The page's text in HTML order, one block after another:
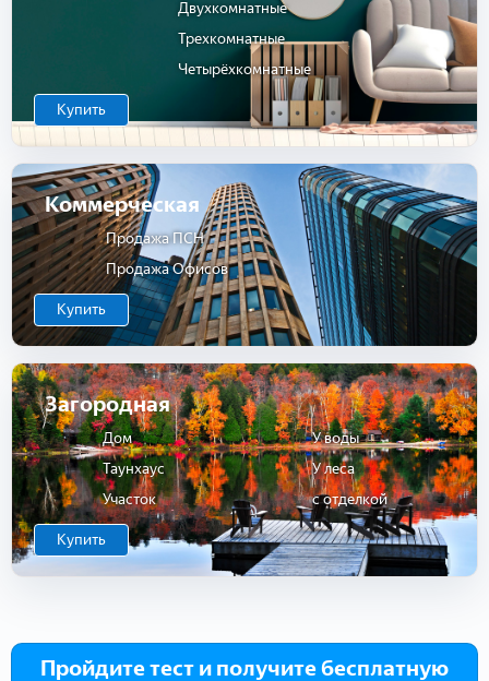
Двухкомнатные
Трехкомнатные
Четырёхкомнатные
Купить
Коммерческая
Продажа ПСН
Продажа Офисов
Купить
Загородная
Дом
Таунхаус
Участок
У воды
У леса
с отделкой
Купить
Пройдите тест и получите бесплатную